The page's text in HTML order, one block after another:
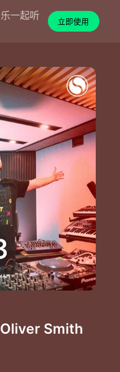
一起听
立即使用
Smith